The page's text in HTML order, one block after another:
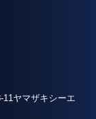
ヤマザキシーエ